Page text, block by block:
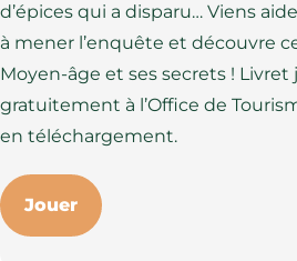
d’épices qui a disparu… Viens
à mener l’enquête et découvre
Moyen-âge et ses secrets !
gratuitement à l’Office de
en téléchargement.
Jouer